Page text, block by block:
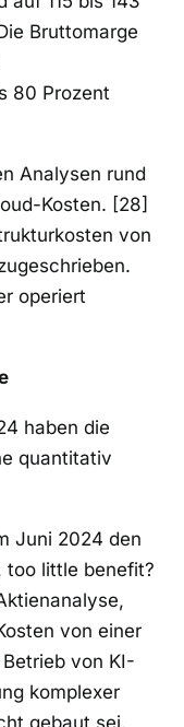
Bruttomarge
80 Prozent
Analysen rund
Kosten. [28]
von
operiert
haben die
quantitativ
Juni 2024 den
too little benefit?
von einer
von KI-
komplexer